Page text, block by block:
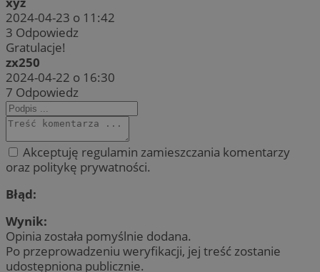
2024-04-23 o 11:42
3 Odpowiedz
Gratulacje!
zx250
2024-04-22 o 16:30
7 Odpowiedz
Akceptuję regulamin zamieszczania komentarzy
oraz politykę prywatności.
Błąd:
Wynik:
Opinia została pomyślnie dodana.
Po przeprowadzeniu weryfikacji, jej treść zostanie
udostępniona publicznie.